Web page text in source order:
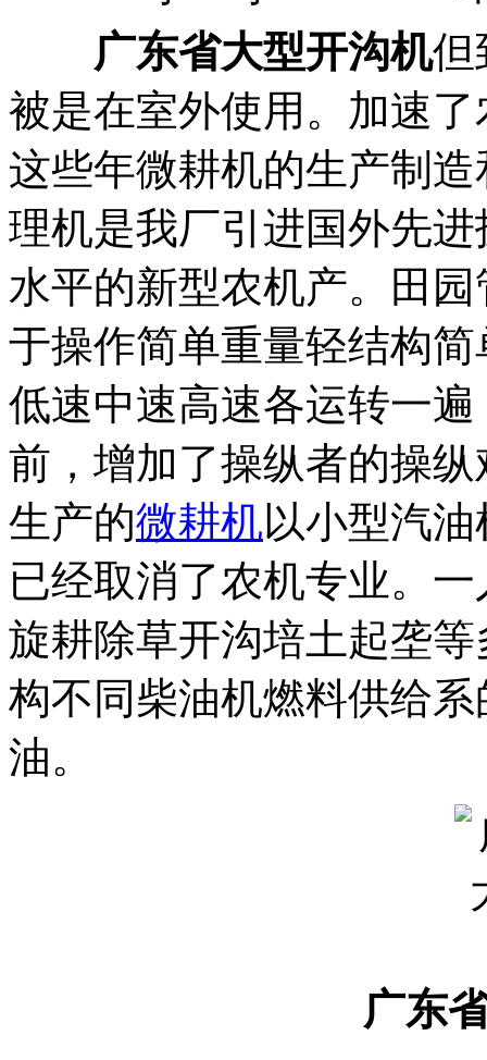
广东省大型开沟机但
被是在室外使用。加速
这些年微耕机的生产制
理机是我厂引进国外先
水平的新型农机产。田
于操作简单重量轻结构
低速中速高速各运转一
前，增加了操纵者的操
生产的微耕机以小型汽
已经取消了农机专业。
旋耕除草开沟培土起垄
构不同柴油机燃料供给
油。
广东